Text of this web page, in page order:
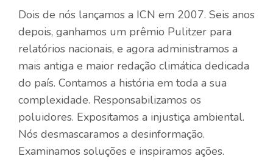
Dois de nós lançamos a ICN em 2007. Seis anos
depois, ganhamos um prêmio Pulitzer para
relatórios nacionais, e agora administramos a
mais antiga e maior redação climática dedicada
do país. Contamos a história em toda a sua
complexidade. Responsabilizamos os
poluidores. Expositamos a injustiça ambiental.
Nós desmascaramos a desinformação.
Examinamos soluções e inspiramos ações.